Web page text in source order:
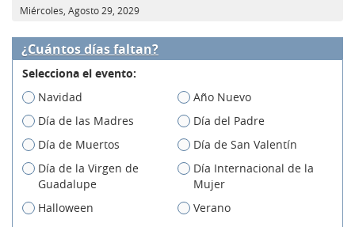
Miércoles, Agosto 29, 2029
¿Cuántos días faltan?
Selecciona el evento:
Navidad
Año Nuevo
Día de las Madres
Día del Padre
Día de Muertos
Día de San Valentín
Día de la Virgen de
Guadalupe
Día Internacional de la
Mujer
Halloween
Verano